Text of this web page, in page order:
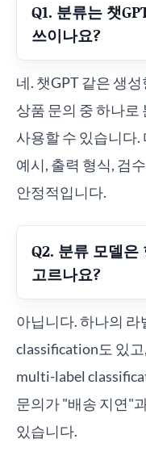
Q1. 분류는 챗
쓰이나요?
네. 챗GPT 같은 생
상품 문의 중 하나
사용할 수 있습니다.
예시, 출력 형식, 검
안정적입니다.
Q2. 분류 모델
고르나요?
아닙니다. 하나의
classification도 있
multi-label
문의가 "배송 지연"
있습니다.